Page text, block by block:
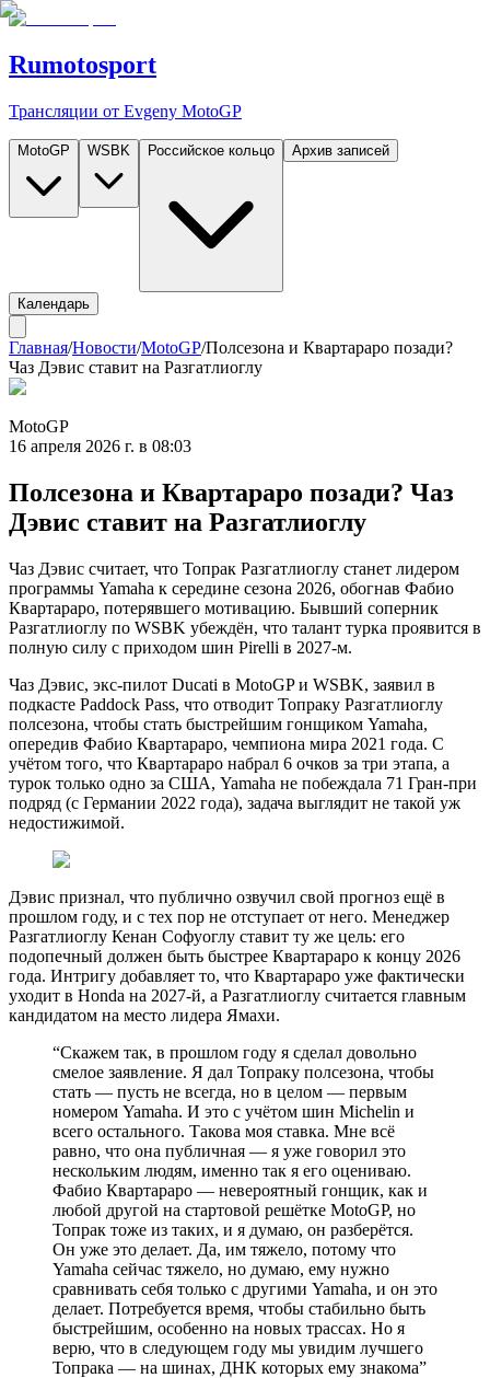
Rumotosport
Трансляции от Evgeny MotoGP
MotoGP WSBK Российское кольцо Архив записей
Календарь
Главная/Новости/MotoGP/Полсезона и Квартараро позади?
Чаз Дэвис ставит на Разгатлиоглу
MotoGP
16 апреля 2026 г. в 08:03
Полсезона и Квартараро позади? Чаз
Дэвис ставит на Разгатлиоглу
Чаз Дэвис считает, что Топрак Разгатлиоглу станет лидером
программы Yamaha к середине сезона 2026, обогнав Фабио
Квартараро, потерявшего мотивацию. Бывший соперник
Разгатлиоглу по WSBK убеждён, что талант турка проявится в
полную силу с приходом шин Pirelli в 2027-м.
Чаз Дэвис, экс-пилот Ducati в MotoGP и WSBK, заявил в
подкасте Paddock Pass, что отводит Топраку Разгатлиоглу
полсезона, чтобы стать быстрейшим гонщиком Yamaha,
опередив Фабио Квартараро, чемпиона мира 2021 года. С
учётом того, что Квартараро набрал 6 очков за три этапа, а
турок только одно за США, Yamaha не побеждала 71 Гран-при
подряд (с Германии 2022 года), задача выглядит не такой уж
недостижимой.
Дэвис признал, что публично озвучил свой прогноз ещё в
прошлом году, и с тех пор не отступает от него. Менеджер
Разгатлиоглу Кенан Софуоглу ставит ту же цель: его
подопечный должен быть быстрее Квартараро к концу 2026
года. Интригу добавляет то, что Квартараро уже фактически
уходит в Honda на 2027-й, а Разгатлиоглу считается главным
кандидатом на место лидера Ямахи.
“Скажем так, в прошлом году я сделал довольно
смелое заявление. Я дал Топраку полсезона, чтобы
стать — пусть не всегда, но в целом — первым
номером Yamaha. И это с учётом шин Michelin и
всего остального. Такова моя ставка. Мне всё
равно, что она публичная — я уже говорил это
нескольким людям, именно так я его оцениваю.
Фабио Квартараро — невероятный гонщик, как и
любой другой на стартовой решётке MotoGP, но
Топрак тоже из таких, и я думаю, он разберётся.
Он уже это делает. Да, им тяжело, потому что
Yamaha сейчас тяжело, но думаю, ему нужно
сравнивать себя только с другими Yamaha, и он это
делает. Потребуется время, чтобы стабильно быть
быстрейшим, особенно на новых трассах. Но я
верю, что в следующем году мы увидим лучшего
Топрака — на шинах, ДНК которых ему знакома”